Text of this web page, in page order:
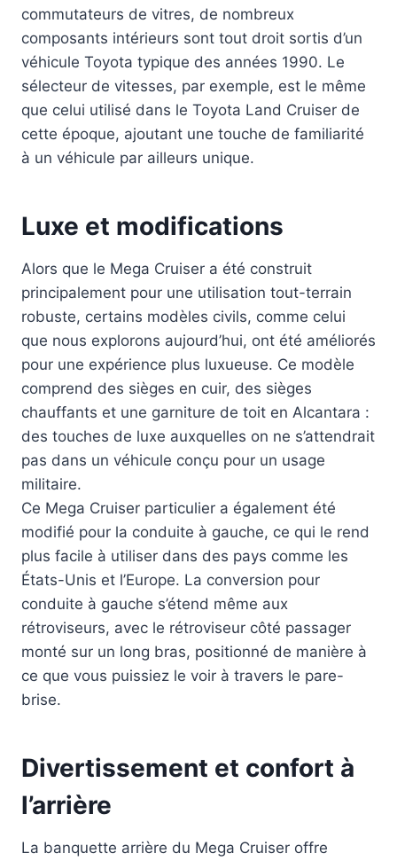
commutateurs de vitres, de nombreux
composants intérieurs sont tout droit sortis d’un
véhicule Toyota typique des années 1990. Le
sélecteur de vitesses, par exemple, est le même
que celui utilisé dans le Toyota Land Cruiser de
cette époque, ajoutant une touche de familiarité
à un véhicule par ailleurs unique.
Luxe et modifications
Alors que le Mega Cruiser a été construit
principalement pour une utilisation tout-terrain
robuste, certains modèles civils, comme celui
que nous explorons aujourd’hui, ont été améliorés
pour une expérience plus luxueuse. Ce modèle
comprend des sièges en cuir, des sièges
chauffants et une garniture de toit en Alcantara :
des touches de luxe auxquelles on ne s’attendrait
pas dans un véhicule conçu pour un usage
militaire.
Ce Mega Cruiser particulier a également été
modifié pour la conduite à gauche, ce qui le rend
plus facile à utiliser dans des pays comme les
États-Unis et l’Europe. La conversion pour
conduite à gauche s’étend même aux
rétroviseurs, avec le rétroviseur côté passager
monté sur un long bras, positionné de manière à
ce que vous puissiez le voir à travers le pare-
brise.
Divertissement et confort à
l’arrière
La banquette arrière du Mega Cruiser offre